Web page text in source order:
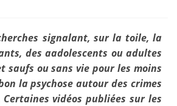
signalant, sur la toile, la
des aadolescents ou adultes
saufs ou sans vie pour les moins
la psychose autour des crimes
vidéos publiées sur les